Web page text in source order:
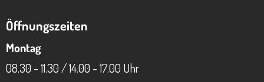
Öffnungszeiten
Montag
08.30 - 11.30 / 14.00 - 17.00 Uhr